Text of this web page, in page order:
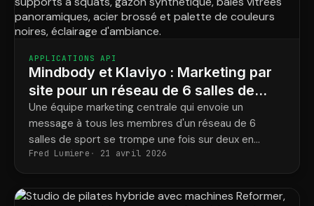
APPLICATIONS API
Mindbody et Klaviyo : Marketing par
site pour un réseau de 6 salles de
sport
Une équipe marketing centrale qui envoie un
message à tous les membres d'un réseau de 6
salles de sport se trompe une fois sur deux en
indiquant le nom de l'entraîneur et l'adresse de la
salle.
Fred Lumiere 21 avril 2026